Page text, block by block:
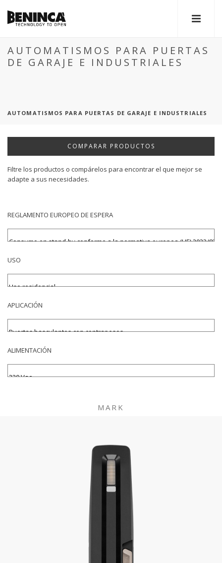
AUTOMATISMOS PARA PUERTAS
DE GARAJE E INDUSTRIALES
AUTOMATISMOS PARA PUERTAS DE GARAJE E INDUSTRIALES
COMPARAR PRODUCTOS
Filtre los productos o compárelos para encontrar el que mejor se
adapte a sus necesidades.
REGLAMENTO EUROPEO DE ESPERA
USO
APLICACIÓN
ALIMENTACIÓN
MARK